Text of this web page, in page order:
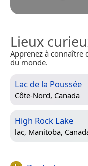
Lieux
Apprenez à connaître
du monde.
Lac de la Poussée
Côte-Nord, Canada
High Rock Lake
lac, Manitoba,